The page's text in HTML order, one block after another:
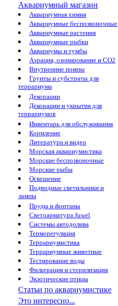
Аквариумный магазин
Аквариумная химия
Аквариумные беспозвоночные
Аквариумные растения
Аквариумные рыбки
Аквариумы и тумбы
Аэрация, озонирование и CO2
Внутренние помпы
Грунты и субстраты для
террариума
Декорации
Декорации и укрытия для
террариумов
Инвентарь для обслуживания
Кормление
Литература и видео
Морская аквариумистика
Морские беспозвоночные
Морские рыбы
Освещение
Подводные светильники и
лампы
Пруды и фонтаны
Светоарматура Juwel
Системы автодолива
Терморегуляция
Террариумистика
Террариумные животные
Тестирование воды
Фильтрация и стерилизация
Экзотические птицы
Статьи по аквариумистике
Это интересно...